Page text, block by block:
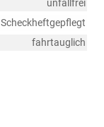
unfallfrei
Scheckheftgepflegt
fahrtauglich